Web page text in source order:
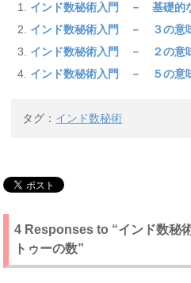
インド数秘術入門 － 基礎的
インド数秘術入門 － ３の意
インド数秘術入門 － ２の意
インド数秘術入門 － ５の意
タグ： インド数秘術
4 Responses to “インド数
トゥーの数”